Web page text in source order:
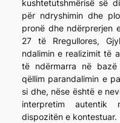
kushtetutshmërisë së
për ndryshimin dhe
pronë dhe ndërprerjen
27 të Rregullores,
ndalimin e realizimit të
të ndërmarra në
qëllim parandalimin e
si dhe, nëse është e
interpretim autentik
dispozitën e kontestuar.